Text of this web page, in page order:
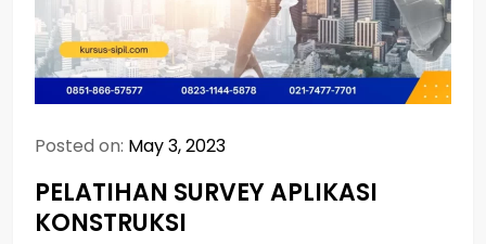
Posted on: May 3, 2023
PELATIHAN SURVEY APLIKASI
KONSTRUKSI